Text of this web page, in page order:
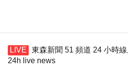
東森新聞 51 頻道 24 小時
24h live news